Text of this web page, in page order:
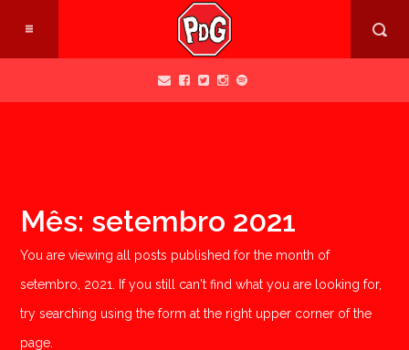
Mês: setembro 2021
You are viewing all posts published for the month of
setembro, 2021. If you still can't find what you are looking for,
try searching using the form at the right upper corner of the
page.